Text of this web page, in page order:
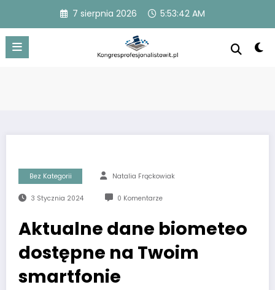
treści
7 sierpnia 2026 5:53:43 AM
Bez Kategorii Natalia Frąckowiak
3 Stycznia 2024 0 Komentarze
Aktualne dane biometeo
dostępne na Twoim
smartfonie